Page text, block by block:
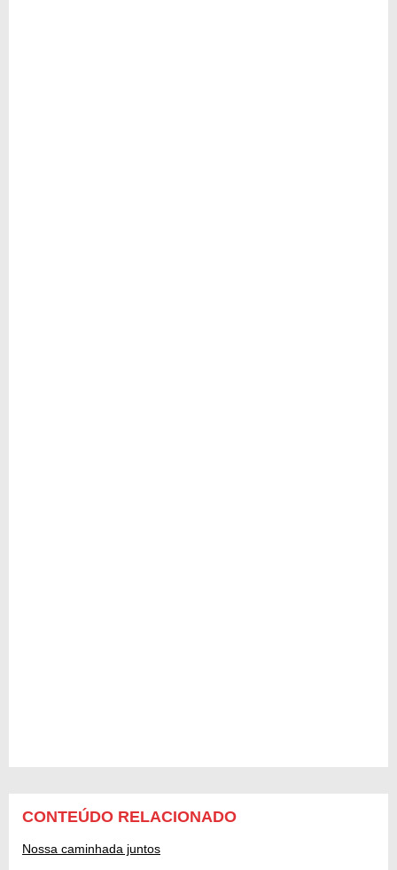
CONTEÚDO RELACIONADO
Nossa caminhada juntos